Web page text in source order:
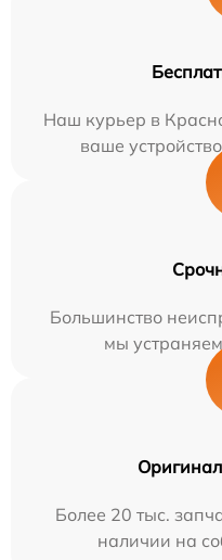
Наш курьер в
ваше
Большинство
мы
Более 20 тыс.
наличии на